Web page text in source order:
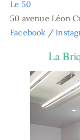
Le 50
50 avenue Léon
Facebook /
La